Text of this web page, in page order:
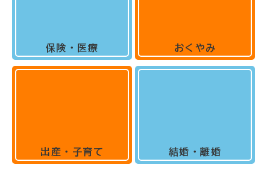
保険・医療
出産・子育て
おくやみ
結婚・離婚